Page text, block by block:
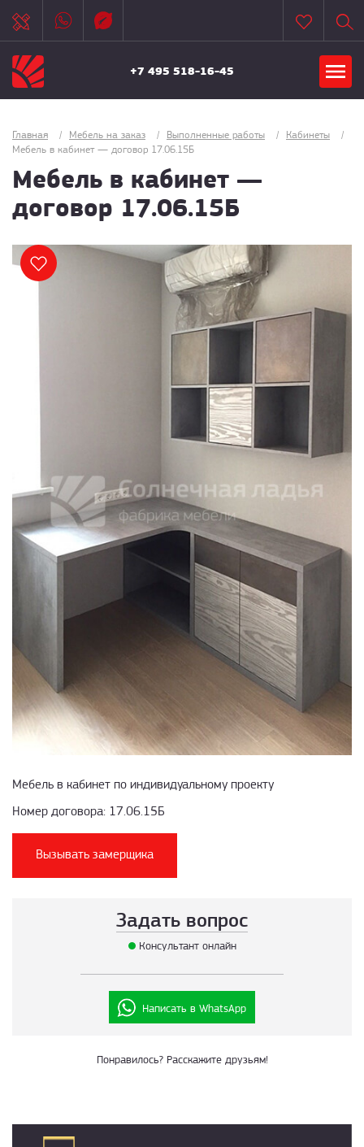
+7 495 518-16-45
Главная / Мебель на заказ / Выполненные работы / Кабинеты
/
Мебель в кабинет — договор 17.06.15Б
Мебель в кабинет —
договор 17.06.15Б
Мебель в кабинет по индивидуальному проекту
Номер договора: 17.06.15Б
Вызывать замерщика
Задать вопрос
Консультант онлайн
Написать в WhatsApp
Понравилось? Расскажите друзьям!